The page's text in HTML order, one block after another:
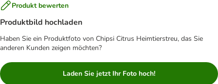
Produkt bewerten
Produktbild hochladen
Haben Sie ein Produktfoto von Chipsi Citrus Heimtierstreu, das Sie
anderen Kunden zeigen möchten?
Laden Sie jetzt Ihr Foto hoch!